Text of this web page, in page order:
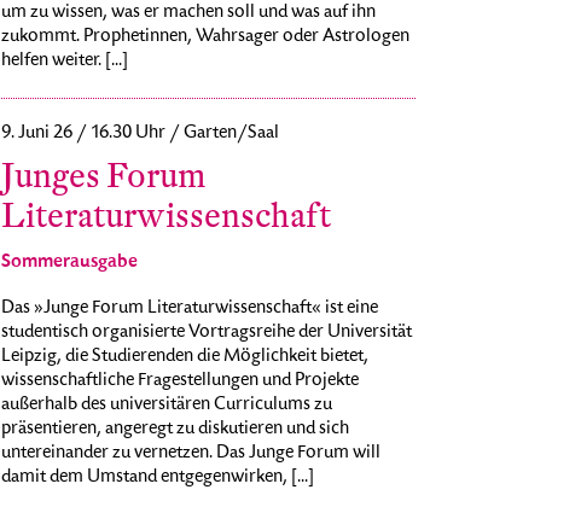
um zu wissen, was er machen soll und was auf ihn
zukommt. Prophetinnen, Wahrsager oder Astrologen
helfen weiter. [...]
9. Juni 26 / 16.30 Uhr / Garten/Saal
Junges Forum
Literaturwissenschaft
Sommerausgabe
Das »Junge Forum Literaturwissenschaft« ist eine
studentisch organisierte Vortragsreihe der Universität
Leipzig, die Studierenden die Möglichkeit bietet,
wissenschaftliche Fragestellungen und Projekte
außerhalb des universitären Curriculums zu
präsentieren, angeregt zu diskutieren und sich
untereinander zu vernetzen. Das Junge Forum will
damit dem Umstand entgegenwirken, [...]